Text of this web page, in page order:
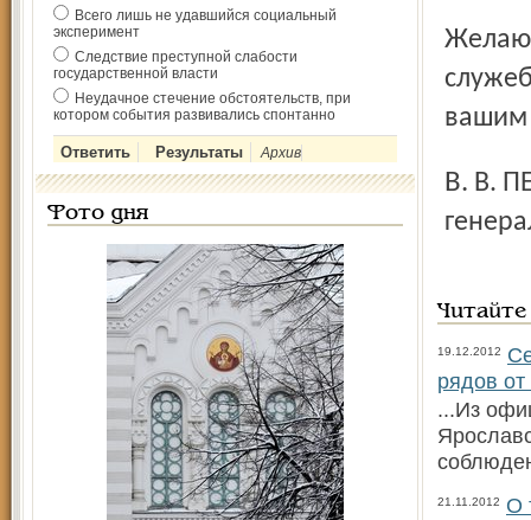
Всего лишь не удавшийся социальный
эксперимент
Следствие преступной слабости
государственной власти
Неудачное стечение обстоятельств, при
котором события развивались спонтанно
Архив
Фото дня
Желаю крепкого здоровья, дальнейших успехов в
вашим
В. В. ПЕТУХОВ, начальник УВД Ярославской области
19.12.2012
рядов от
...Из
21.11.2012
О